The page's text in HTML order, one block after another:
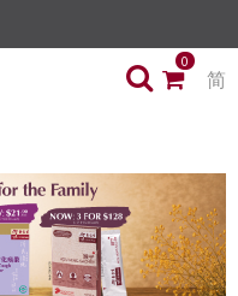
before 3pm!*
with No Min Spend
0
简